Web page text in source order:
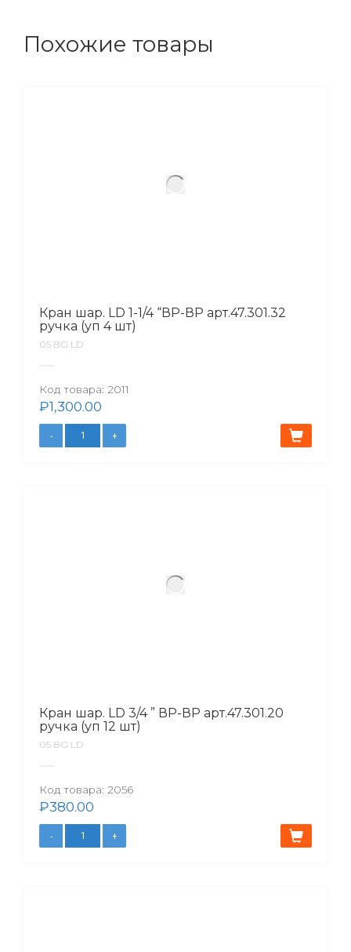
Похожие товары
Кран шар. LD 1-1/4 “ВР-ВР арт.47.301.32
ручка (уп 4 шт)
05.BG.LD
Код товара: 2011
₽1,300.00
Кран шар. LD 3/4 ” ВР-ВР арт.47.301.20
ручка (уп 12 шт)
05.BG.LD
Код товара: 2056
₽380.00